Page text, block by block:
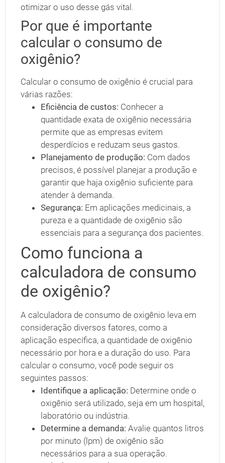
otimizar o uso desse gás vital.
Por que é importante
calcular o consumo de
oxigênio?
Calcular o consumo de oxigênio é crucial para
várias razões:
Eficiência de custos: Conhecer a
quantidade exata de oxigênio necessária
permite que as empresas evitem
desperdícios e reduzam seus gastos.
Planejamento de produção: Com dados
precisos, é possível planejar a produção e
garantir que haja oxigênio suficiente para
atender à demanda.
Segurança: Em aplicações medicinais, a
pureza e a quantidade de oxigênio são
essenciais para a segurança dos pacientes.
Como funciona a
calculadora de consumo
de oxigênio?
A calculadora de consumo de oxigênio leva em
consideração diversos fatores, como a
aplicação específica, a quantidade de oxigênio
necessário por hora e a duração do uso. Para
calcular o consumo, você pode seguir os
seguintes passos:
Identifique a aplicação: Determine onde o
oxigênio será utilizado, seja em um hospital,
laboratório ou indústria.
Determine a demanda: Avalie quantos litros
por minuto (lpm) de oxigênio são
necessários para a sua operação.